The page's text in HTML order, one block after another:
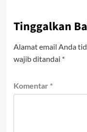
Tinggalkan
Alamat email Anda
wajib ditandai *
Komentar *